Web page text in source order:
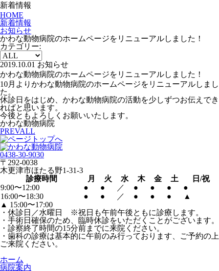
新着情報
HOME
新着情報
お知らせ
かわな動物病院のホームページをリニューアルしました！
カテゴリー:
2019.10.01 お知らせ
かわな動物病院のホームページをリニューアルしました！
10月よりかわな動物病院のホームページをリニューアルしまし
た。
休診日をはじめ、かわな動物病院の活動を少しずつお伝えでき
ればと思います。
今後ともよろしくお願いいたします。
かわな動物病院
PREVALL
0438-30-9030
〒292-0038
木更津市ほたる野1-31-3
診療時間
月 火 水 木 金 土
日/祝
9:00〜12:00
● ● ／ ● ● ●
●
16:00〜18:30
● ● ／ ● ● ●
▲
▲ 15:00〜17:00
・休診日／水曜日 ※祝日も午前午後ともに診療します。
・手術日確保のため、臨時休診をいただくことがございます。
・診察終了時間の15分前までに来院ください。
・歯科の診療は基本的に午前のみ行っております、ご予約の上
ご来院ください。
ホーム
病院案内